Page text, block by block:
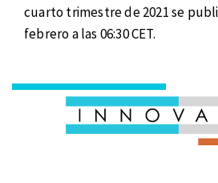
cuarto trimestre de 2021 se
febrero a las 06:30 CET.